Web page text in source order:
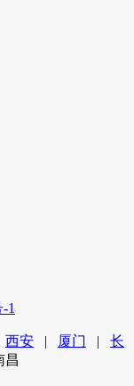
1
西安 | 厦门 | 长